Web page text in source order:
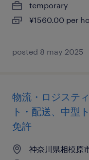
temporary
¥1560.00 per
posted 8 may 2025
物流・ロジステ
ト・配送、中型
免許
神奈川県相模原